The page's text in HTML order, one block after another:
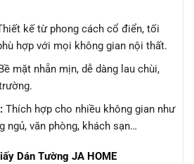
kế từ phong cách cổ điển, tối
hợp với mọi không gian nội thất.
mặt nhẵn mịn, dễ dàng lau chùi,
Thích hợp cho nhiều không gian như
ngủ, văn phòng, khách sạn…
Dán Tường JA HOME